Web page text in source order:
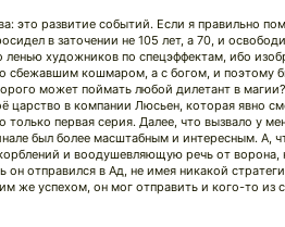
это развитие событий. Если я правильно
в заточении не 105 лет, а 70, и
художников по спецэффектам, ибо
сбежавшим кошмаром, а с богом, и поэтому
может поймать любой дилетант в
царство в компании Люсьен, которая явно
только первая серия. Далее, что вызвало у
был более масштабным и интересным. А,
и воодушевляющую речь от ворона,
отправился в Ад, не имея никакой
же успехом, он мог отправить и кого-то из